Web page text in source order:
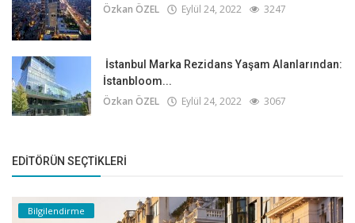
Özkan ÖZEL Eylül 24, 2022 3247
İstanbul Marka Rezidans Yaşam Alanlarından:
İstanbloom...
Özkan ÖZEL Eylül 24, 2022 3067
EDITÖRÜN SEÇTIKLERI
Bilgilendirme